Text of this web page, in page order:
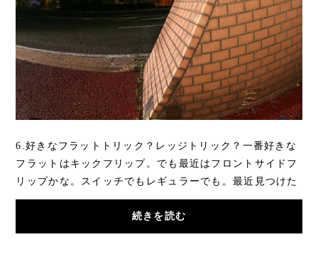
6.好きなフラットトリック？レッジトリック？一番好きな
フラットはキックフリップ。でも最近はフロントサイドフ
リップかな。スイッチでもレギュラーでも。最近見つけた
やり方があって、ノーコンプライ180みたいな...
続きを読む